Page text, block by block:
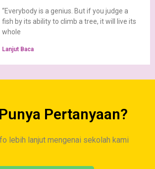
“Everybody is a genius. But if you judge a
fish by its ability to climb a tree, it will live its
whole
Lanjut Baca
Pertanyaan?
lebih lanjut mengenai sekolah kami